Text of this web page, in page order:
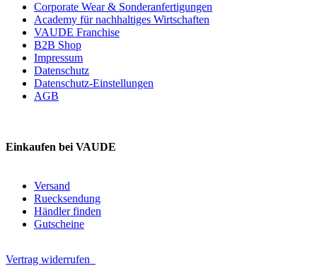
Corporate Wear & Sonderanfertigungen
Academy für nachhaltiges Wirtschaften
VAUDE Franchise
B2B Shop
Impressum
Datenschutz
Datenschutz-Einstellungen
AGB
Einkaufen bei VAUDE
Versand
Ruecksendung
Händler finden
Gutscheine
Vertrag widerrufen